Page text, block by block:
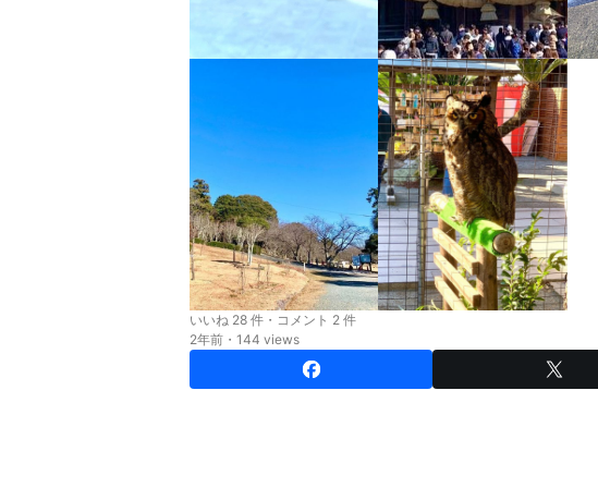
いいね 28 件・コメント 2 件
2年前・144 views